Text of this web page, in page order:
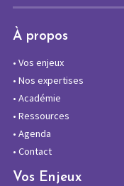
À propos
• Vos enjeux
• Nos expertises
• Académie
• Ressources
• Agenda
• Contact
Vos Enjeux